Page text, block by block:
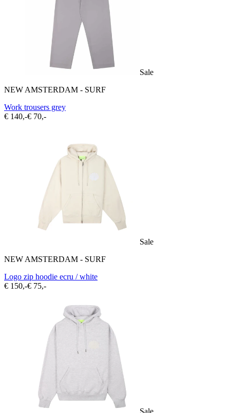
Sale
NEW AMSTERDAM - SURF
Work trousers grey
€ 140,-€ 70,-
Sale
NEW AMSTERDAM - SURF
Logo zip hoodie ecru / white
€ 150,-€ 75,-